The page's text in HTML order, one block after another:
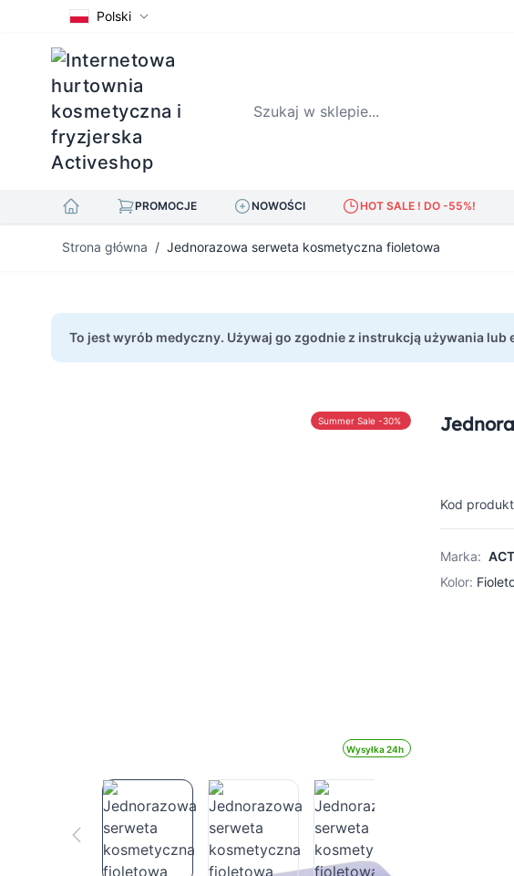
Polski
Szukaj w sklepie...
PROMOCJE NOWOŚCI HOT SALE ! DO -55%!
Strona główna / Jednorazowa serweta kosmetyczna fioletowa
To jest wyrób medyczny. Używaj go zgodnie z instrukcją używania lub
Wysyłka 24h
Summer Sale -30%
Kod
Marka:
Kolor: